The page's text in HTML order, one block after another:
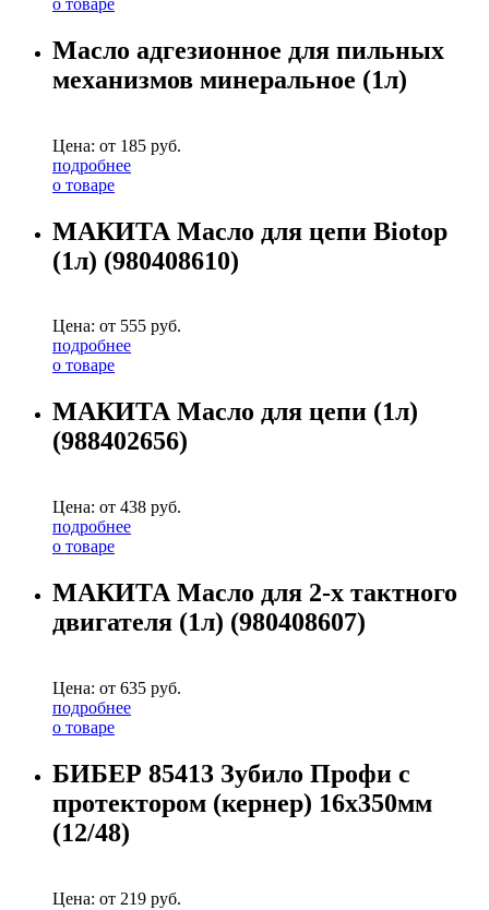
Масло адгезионное для пильных
механизмов минеральное (1л)
Цена: от 185 руб.
подробнее
о товаре
МАКИТА Масло для цепи Biotop
(1л) (980408610)
Цена: от 555 руб.
подробнее
о товаре
МАКИТА Масло для цепи (1л)
(988402656)
Цена: от 438 руб.
подробнее
о товаре
МАКИТА Масло для 2-х тактного
двигателя (1л) (980408607)
Цена: от 635 руб.
подробнее
о товаре
БИБЕР 85413 Зубило Профи с
протектором (кернер) 16х350мм
(12/48)
Цена: от 219 руб.